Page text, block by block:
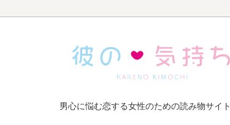
男心に悩む恋する女性のための読み物サイト